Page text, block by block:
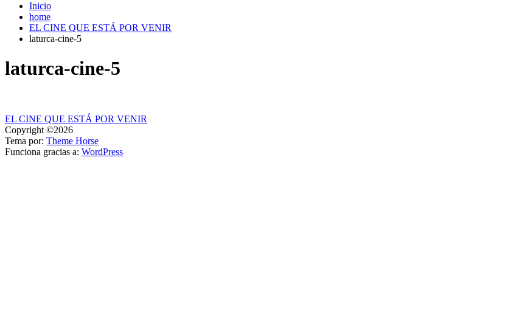
Inicio
home
EL CINE QUE ESTÁ POR VENIR
laturca-cine-5
laturca-cine-5
Navegación
de
entradas
EL CINE QUE ESTÁ POR VENIR
Copyright ©2026
Tema por: Theme Horse
Funciona gracias a: WordPress